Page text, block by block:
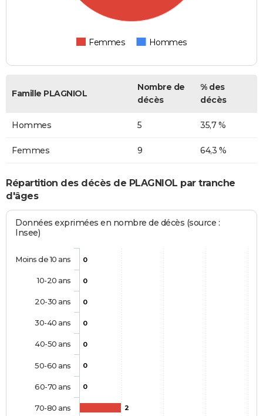
Femmes Hommes
Famille PLAGNIOL
Nombre de
décès
% des
décès
Hommes 5 35,7 %
Femmes 9 64,3 %
Répartition des décès de PLAGNIOL par tranche
d'âges
Données exprimées en nombre de décès (source :
Insee)
0
0
0
0
0
0
0
2
Moins de 10 ans
10-20 ans
20-30 ans
30-40 ans
40-50 ans
50-60 ans
60-70 ans
70-80 ans